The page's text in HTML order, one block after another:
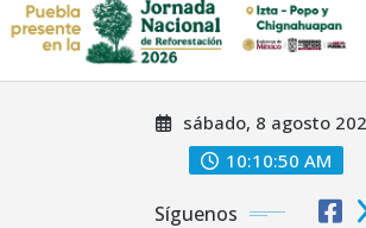
sábado, 8 agosto
10:10:52 AM
Síguenos